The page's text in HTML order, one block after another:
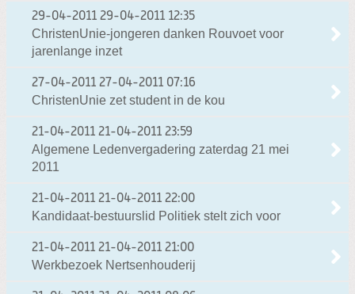
29-04-2011 29-04-2011 12:35
ChristenUnie-jongeren danken Rouvoet voor
jarenlange inzet
27-04-2011 27-04-2011 07:16
ChristenUnie zet student in de kou
21-04-2011 21-04-2011 23:59
Algemene Ledenvergadering zaterdag 21 mei
2011
21-04-2011 21-04-2011 22:00
Kandidaat-bestuurslid Politiek stelt zich voor
21-04-2011 21-04-2011 21:00
Werkbezoek Nertsenhouderij